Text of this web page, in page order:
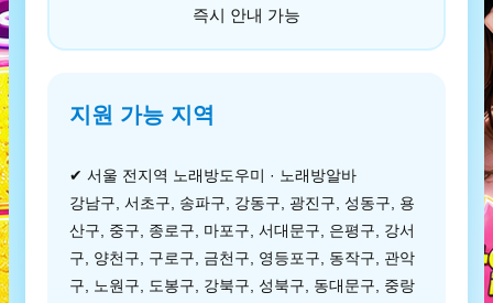
즉시 안내 가능
지원 가능 지역
✔ 서울 전지역 노래방도우미 · 노래방알바
강남구, 서초구, 송파구, 강동구, 광진구, 성동구, 용
산구, 중구, 종로구, 마포구, 서대문구, 은평구, 강서
구, 양천구, 구로구, 금천구, 영등포구, 동작구, 관악
구, 노원구, 도봉구, 강북구, 성북구, 동대문구, 중랑